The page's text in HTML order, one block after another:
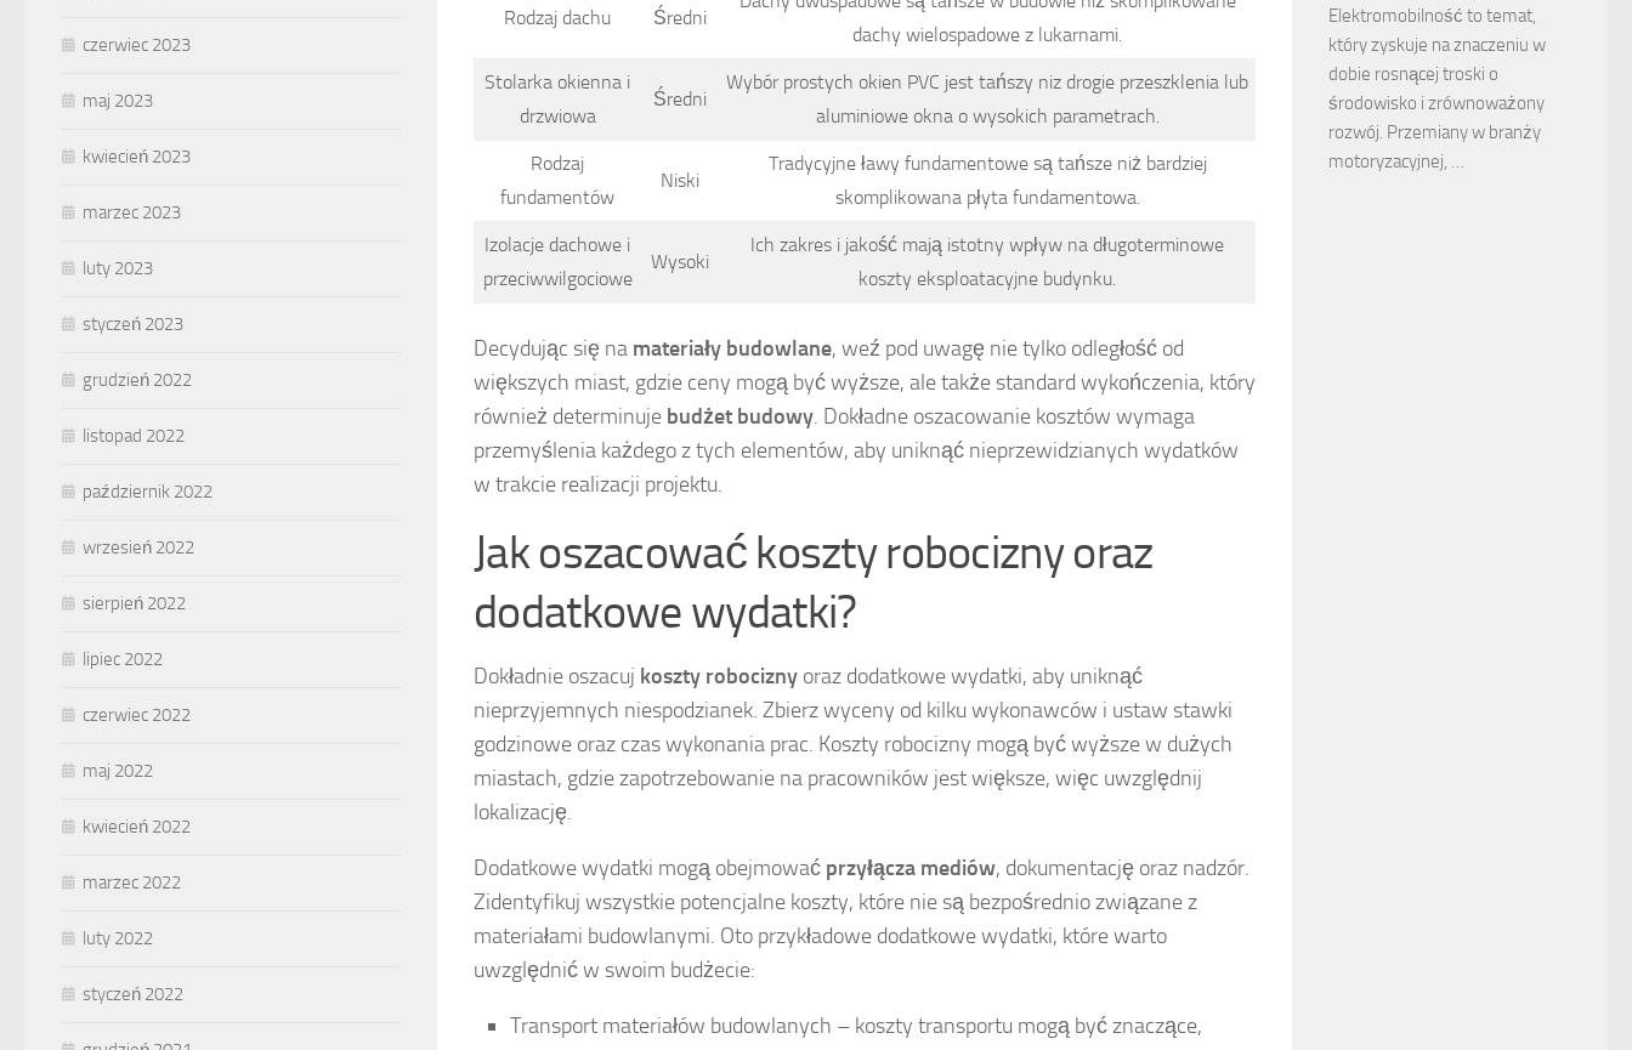
Rodzaj dachu Średni
dachy wielospadowe z lukarnami.
Stolarka okienna i
drzwiowa
Średni
Wybór prostych okien PVC jest tańszy niz drogie przeszklenia lub
aluminiowe okna o wysokich parametrach.
Rodzaj
fundamentów
Niski
Tradycyjne ławy fundamentowe są tańsze niż bardziej
skomplikowana płyta fundamentowa.
Izolacje dachowe i
przeciwwilgociowe
Wysoki
Ich zakres i jakość mają istotny wpływ na długoterminowe
koszty eksploatacyjne budynku.
Decydując się na materiały budowlane, weź pod uwagę nie tylko odległość od
większych miast, gdzie ceny mogą być wyższe, ale także standard wykończenia, który
również determinuje budżet budowy. Dokładne oszacowanie kosztów wymaga
przemyślenia każdego z tych elementów, aby uniknąć nieprzewidzianych wydatków
w trakcie realizacji projektu.
Jak oszacować koszty robocizny oraz
dodatkowe wydatki?
Dokładnie oszacuj koszty robocizny oraz dodatkowe wydatki, aby uniknąć
nieprzyjemnych niespodzianek. Zbierz wyceny od kilku wykonawców i ustaw stawki
godzinowe oraz czas wykonania prac. Koszty robocizny mogą być wyższe w dużych
miastach, gdzie zapotrzebowanie na pracowników jest większe, więc uwzględnij
lokalizację.
Dodatkowe wydatki mogą obejmować przyłącza mediów, dokumentację oraz nadzór.
Zidentyfikuj wszystkie potencjalne koszty, które nie są bezpośrednio związane z
materiałami budowlanymi. Oto przykładowe dodatkowe wydatki, które warto
uwzględnić w swoim budżecie:
Transport materiałów budowlanych – koszty transportu mogą być znaczące,
czerwiec 2023
maj 2023
kwiecień 2023
marzec 2023
luty 2023
styczeń 2023
grudzień 2022
listopad 2022
październik 2022
wrzesień 2022
sierpień 2022
lipiec 2022
czerwiec 2022
maj 2022
kwiecień 2022
marzec 2022
luty 2022
styczeń 2022
Elektromobilność to temat,
który zyskuje na znaczeniu w
dobie rosnącej troski o
środowisko i zrównoważony
rozwój. Przemiany w branży
motoryzacyjnej, …